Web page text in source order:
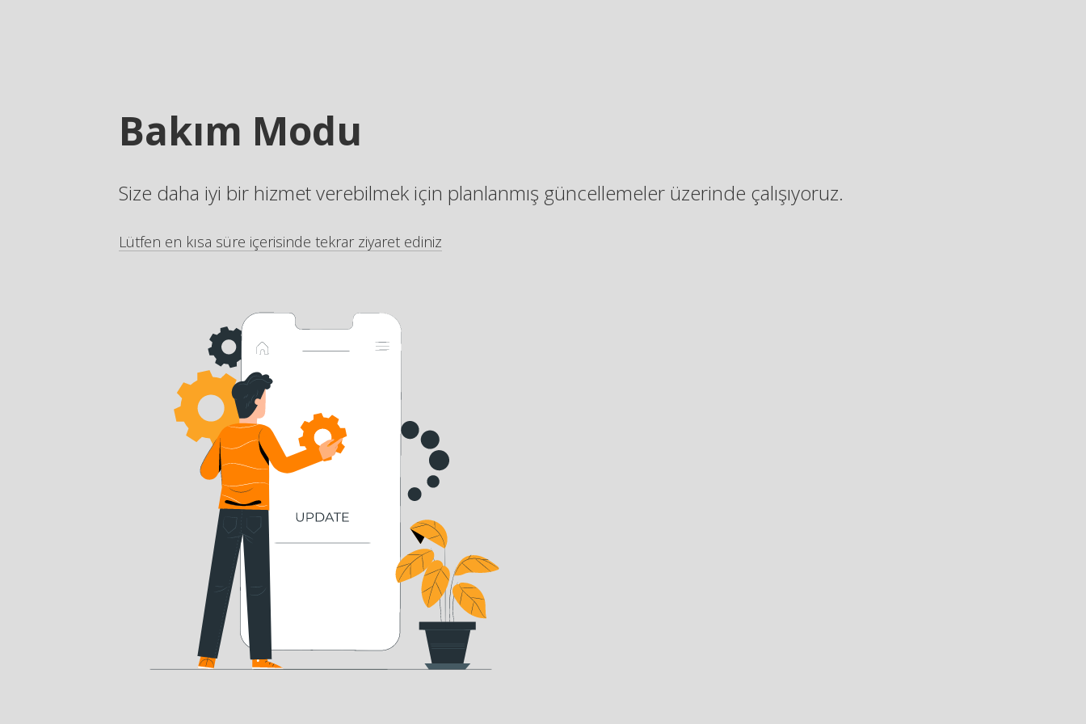
Bakım Modu
Size daha iyi bir hizmet verebilmek için planlanmış güncellemeler üzerinde çalışıyoruz.
Lütfen en kısa süre içerisinde tekrar ziyaret ediniz